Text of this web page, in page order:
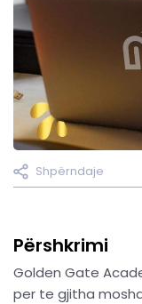
Shpërndaje
Përshkrimi
Golden Gate
per te gjitha